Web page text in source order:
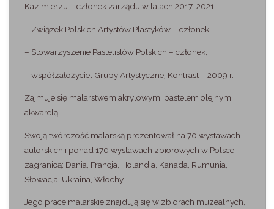
Kazimierzu – członek zarządu w latach 2017-2021,
– Związek Polskich Artystów Plastyków – członek,
– Stowarzyszenie Pastelistów Polskich – członek,
– współzałożyciel Grupy Artystycznej Kontrast – 2009 r.
Zajmuje się malarstwem akrylowym, pastelem olejnym i
akwarelą.
Swoją twórczość malarską prezentował na 70 wystawach
autorskich i ponad 170 wystawach zbiorowych w Polsce i
zagranicą: Dania, Francja, Holandia, Kanada, Rumunia,
Słowacja, Ukraina, Włochy.
Jego prace malarskie znajdują się w zbiorach muzealnych,